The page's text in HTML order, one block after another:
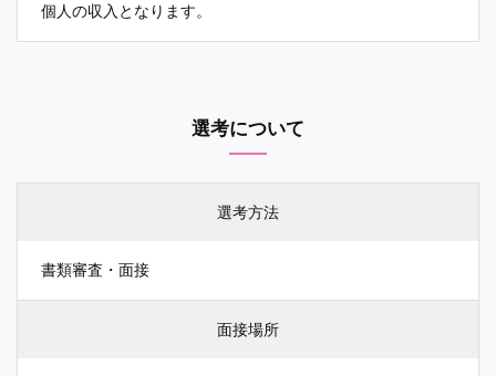
個人の収入となります。
選考について
選考方法
書類審査・面接
面接場所